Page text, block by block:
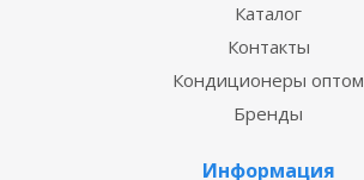
Каталог
Контакты
Кондиционеры оптом
Бренды
Информация